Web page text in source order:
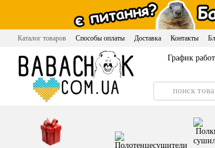
Перейти к основному контенту
Каталог товаров Способы оплаты Доставка Контакты
График